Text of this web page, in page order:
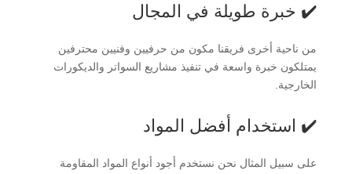
✔️ خبرة طويلة في المجال
من ناحية أخرى فريقنا مكون من حرفيين وفنيين محترفين
يمتلكون خبرة واسعة في تنفيذ مشاريع السواتر والديكورات
الخارجية.
✔️ استخدام أفضل المواد
على سبيل المثال نحن نستخدم أجود أنواع المواد المقاومة